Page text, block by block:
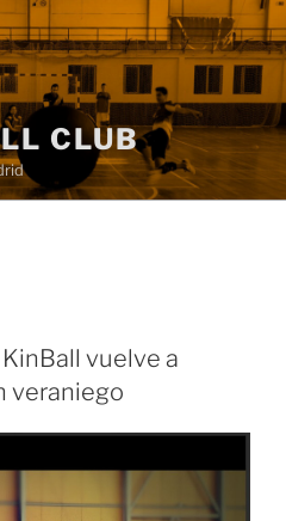
CLUB
vuelve a
veraniego